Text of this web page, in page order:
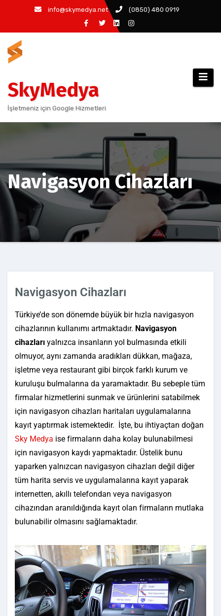
info@skymedya.net (0850) 480 0919
SkyMedya
İşletmeniz için Google Hizmetleri
Navigasyon Cihazları
Navigasyon Cihazları
Türkiye’de son dönemde büyük bir hızla navigasyon
cihazlarının kullanımı artmaktadır. Navigasyon
cihazları yalnızca insanların yol bulmasında etkili
olmuyor, aynı zamanda aradıkları dükkan, mağaza,
işletme veya restaurant gibi birçok farklı kurum ve
kuruluşu bulmalarına da yaramaktadır. Bu sebeple tüm
firmalar hizmetlerini sunmak ve ürünlerini satabilmek
için navigasyon cihazları haritaları uygulamalarına
kayıt yaptırmak istemektedir. İşte, bu ihtiyaçtan doğan
Sky Medya ise firmaların daha kolay bulunabilmesi
için navigasyon kaydı yapmaktadır. Üstelik bunu
yaparken yalnızcan navigasyon cihazları değil diğer
tüm harita servis ve uygulamalarına kayıt yaparak
internetten, akıllı telefondan veya navigasyon
cihazından aranıldığında kayıt olan firmaların mutlaka
bulunabilir olmasını sağlamaktadır.